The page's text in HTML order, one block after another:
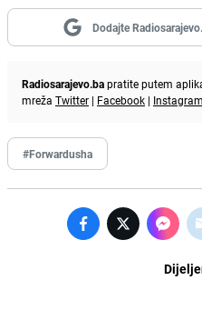
Dodajte
Radiosarajevo.bapratite putem
mreža Twitter | Facebook | Instagram
#Forwardusha